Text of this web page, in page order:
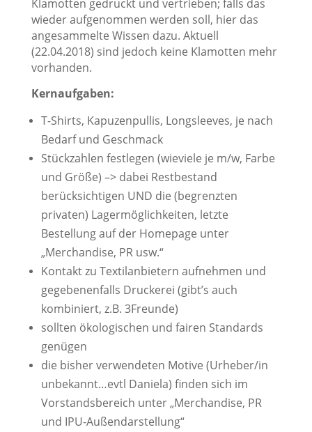
Klamotten gedruckt und vertrieben; falls das
wieder aufgenommen werden soll, hier das
angesammelte Wissen dazu. Aktuell
(22.04.2018) sind jedoch keine Klamotten mehr
vorhanden.
Kernaufgaben:
T-Shirts, Kapuzenpullis, Longsleeves, je nach
Bedarf und Geschmack
Stückzahlen festlegen (wieviele je m/w, Farbe
und Größe) –> dabei Restbestand
berücksichtigen UND die (begrenzten
privaten) Lagermöglichkeiten, letzte
Bestellung auf der Homepage unter
„Merchandise, PR usw.“
Kontakt zu Textilanbietern aufnehmen und
gegebenenfalls Druckerei (gibt’s auch
kombiniert, z.B. 3Freunde)
sollten ökologischen und fairen Standards
genügen
die bisher verwendeten Motive (Urheber/in
unbekannt…evtl Daniela) finden sich im
Vorstandsbereich unter „Merchandise, PR
und IPU-Außendarstellung“